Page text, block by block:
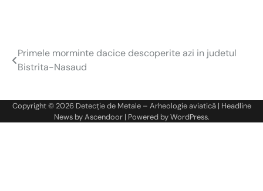
Navigare
articole
Primele morminte dacice descoperite azi in judetul
Bistrita-Nasaud
Copyright © 2026 Detecție de Metale – Arheologie aviatică| Headline
News byAscendoor| Powered byWordPress.